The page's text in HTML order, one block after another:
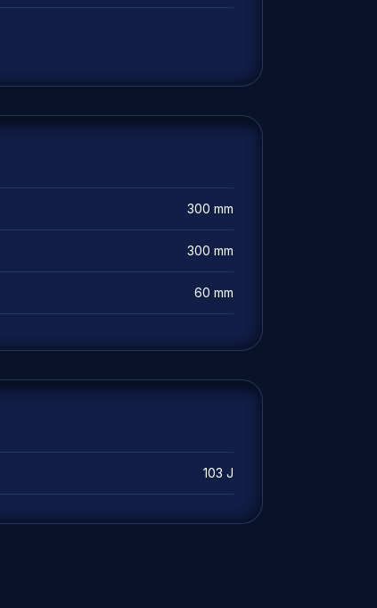
300 mm
300 mm
60 mm
103 J